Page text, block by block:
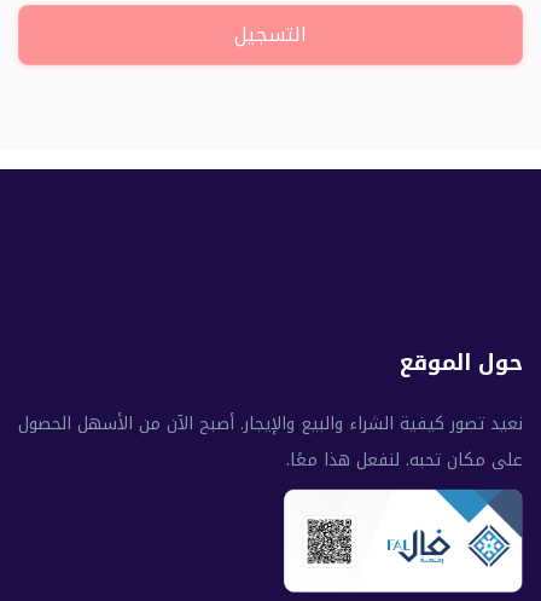
التسجيل
حول الموقع
نعيد تصور كيفية الشراء والبيع والإيجار. أصبح الآن من الأسهل الحصول
على مكان تحبه. لنفعل هذا معًا.